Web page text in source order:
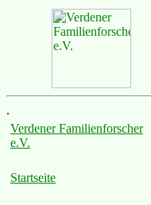
.
Verdener Familienforscher
e.V.
Startseite